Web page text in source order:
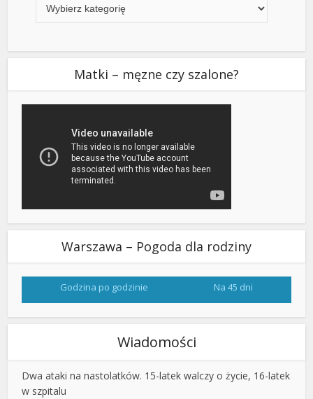
Matki – męzne czy szalone?
Warszawa – Pogoda dla rodziny
Godzina po godzinie Na 45 dni
Wiadomości
Dwa ataki na nastolatków. 15-latek walczy o życie, 16-latek
w szpitalu